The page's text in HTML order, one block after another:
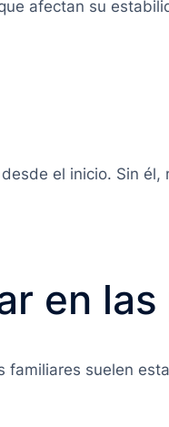
afectan su
el inicio. Sin él,
en las
suelen